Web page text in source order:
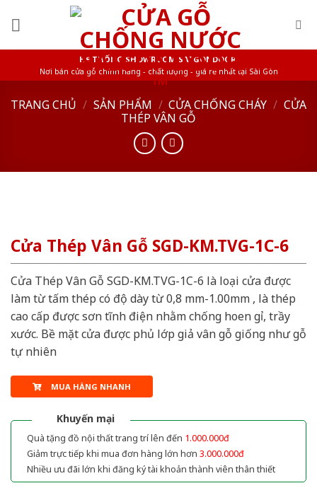
HỆ THỐNG SHOWROOM SAIGONDOOR
Nơi bán cửa gỗ chính hãng - chất lượng - giá rẻ nhất tại Sài Gòn
TRANG CHỦ / SẢN PHẨM / CỬA CHỐNG CHÁY / CỬA
THÉP VÂN GỖ
Cửa Thép Vân Gỗ SGD-KM.TVG-1C-6
Cửa Thép Vân Gỗ SGD-KM.TVG-1C-6 là loại cửa được
làm từ tấm thép có độ dày từ 0,8 mm-1.00mm , là thép
cao cấp được sơn tĩnh điện nhằm chống hoen gỉ, trầy
xước. Bề mặt cửa được phủ lớp giả vân gỗ giống như gỗ
tự nhiên
MUA HÀNG NHANH
Khuyến mại
Quà tặng đồ nội thất trang trí lên đến 1.000.000đ
Giảm trực tiếp khi mua đơn hàng lớn hơn 3.000.000đ
Nhiều ưu đãi lớn khi đăng ký tài khoản thành viên thân thiết